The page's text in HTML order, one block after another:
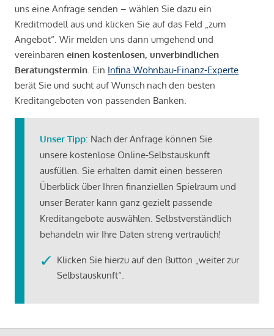
uns eine Anfrage senden – wählen Sie dazu ein
Kreditmodell aus und klicken Sie auf das Feld „zum
Angebot“. Wir melden uns dann umgehend und
vereinbaren einen kostenlosen, unverbindlichen
Beratungstermin . Ein Infina Wohnbau-Finanz-Experte
berät Sie und sucht auf Wunsch nach den besten
Kreditangeboten von passenden Banken.
Unser Tipp: Nach der Anfrage können Sie
unsere kostenlose Online-Selbstauskunft
ausfüllen. Sie erhalten damit einen besseren
Überblick über Ihren finanziellen Spielraum und
unser Berater kann ganz gezielt passende
Kreditangebote auswählen. Selbstverständlich
behandeln wir Ihre Daten streng vertraulich!
Klicken Sie hierzu auf den Button „weiter zur
Selbstauskunft“.